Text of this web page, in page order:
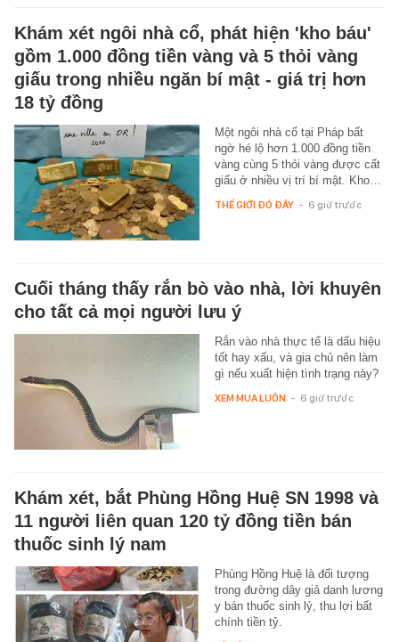
Khám xét ngôi nhà cổ, phát hiện 'kho báu'
gồm 1.000 đồng tiền vàng và 5 thỏi vàng
giấu trong nhiều ngăn bí mật - giá trị hơn
18 tỷ đồng
Một ngôi nhà cổ tại Pháp bất
ngờ hé lộ hơn 1.000 đồng tiền
vàng cùng 5 thỏi vàng được cất
giấu ở nhiều vị trí bí mật. Kho…
THẾ GIỚI ĐÓ ĐÂY - 6 giờ trước
Cuối tháng thấy rắn bò vào nhà, lời khuyên
cho tất cả mọi người lưu ý
Rắn vào nhà thực tế là dấu hiệu
tốt hay xấu, và gia chủ nên làm
gì nếu xuất hiện tình trạng này?
XEM MUA LUÔN - 6 giờ trước
Khám xét, bắt Phùng Hồng Huệ SN 1998 và
11 người liên quan 120 tỷ đồng tiền bán
thuốc sinh lý nam
Phùng Hồng Huệ là đối tượng
trong đường dây giả danh lương
y bán thuốc sinh lý, thu lợi bất
chính tiền tỷ.